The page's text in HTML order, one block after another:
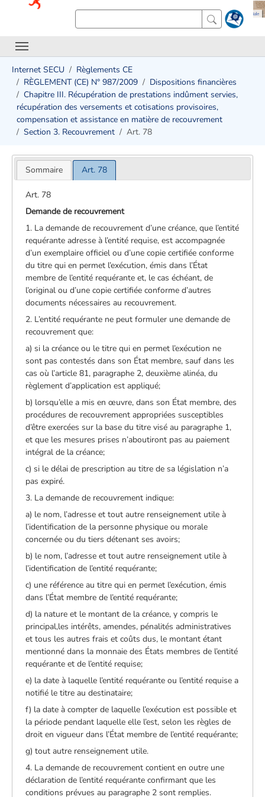
Internet SECU
Règlements CE
RÈGLEMENT (CE) N° 987/2009
Dispositions financières
Chapitre III. Récupération de prestations indûment servies,
récupération des versements et cotisations provisoires,
compensation et assistance en matière de recouvrement
Section 3. Recouvrement
Art. 78
Sommaire Art. 78
Art. 78
Demande de recouvrement
1. La demande de recouvrement d’une créance, que l’entité
requérante adresse à l’entité requise, est accompagnée
d’un exemplaire officiel ou d’une copie certifiée conforme
du titre qui en permet l’exécution, émis dans l’État
membre de l’entité requérante et, le cas échéant, de
l’original ou d’une copie certifiée conforme d’autres
documents nécessaires au recouvrement.
2. L’entité requérante ne peut formuler une demande de
recouvrement que:
a) si la créance ou le titre qui en permet l’exécution ne
sont pas contestés dans son État membre, sauf dans les
cas où l’article 81, paragraphe 2, deuxième alinéa, du
règlement d’application est appliqué;
b) lorsqu’elle a mis en œuvre, dans son État membre, des
procédures de recouvrement appropriées susceptibles
d’être exercées sur la base du titre visé au paragraphe 1,
et que les mesures prises n’aboutiront pas au paiement
intégral de la créance;
c) si le délai de prescription au titre de sa législation n’a
pas expiré.
3. La demande de recouvrement indique:
a) le nom, l’adresse et tout autre renseignement utile à
l’identification de la personne physique ou morale
concernée ou du tiers détenant ses avoirs;
b) le nom, l’adresse et tout autre renseignement utile à
l’identification de l’entité requérante;
c) une référence au titre qui en permet l’exécution, émis
dans l’État membre de l’entité requérante;
d) la nature et le montant de la créance, y compris le
principal,les intérêts, amendes, pénalités administratives
et tous les autres frais et coûts dus, le montant étant
mentionné dans la monnaie des États membres de l’entité
requérante et de l’entité requise;
e) la date à laquelle l’entité requérante ou l’entité requise a
notifié le titre au destinataire;
f) la date à compter de laquelle l’exécution est possible et
la période pendant laquelle elle l’est, selon les règles de
droit en vigueur dans l’État membre de l’entité requérante;
g) tout autre renseignement utile.
4. La demande de recouvrement contient en outre une
déclaration de l’entité requérante confirmant que les
conditions prévues au paragraphe 2 sont remplies.